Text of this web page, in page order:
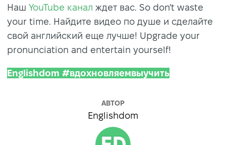
Наш YouTube канал ждет вас. So don't waste
your time. Найдите видео по душе и сделайте
свой английский еще лучше! Upgrade your
pronunciation and entertain yourself!
Englishdom #вдохновляемвыучить
АВТОР
Englishdom